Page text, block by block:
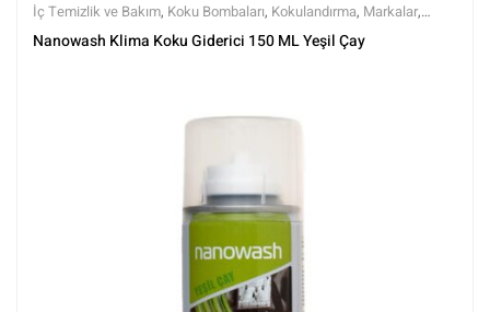
İç Temizlik ve Bakım, Koku Bombaları, Kokulandırma, Markalar,
nanowash,Tüm Ürünler,Tüm Ürünler
Nanowash Klima Koku Giderici 150 ML Yeşil Çay